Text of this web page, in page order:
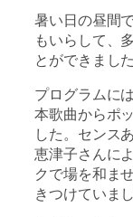
暑い日の昼間
もいらして、
とができました
プログラムに
本歌曲からポ
した。センス
恵津子さんに
クで場を和ま
きつけていまし